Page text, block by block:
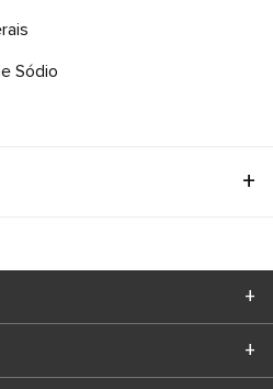
Sódio